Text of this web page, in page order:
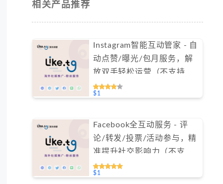
相关产品推荐
Instagram智能互动管家 - 自
动点赞/曝光/包月服务，解
放双手轻松运营（不支持免
费测试）
$1
Facebook全互动服务 - 评
论/转发/投票/活动参与，精
准提升社交影响力（不支持
免费测试）
$1